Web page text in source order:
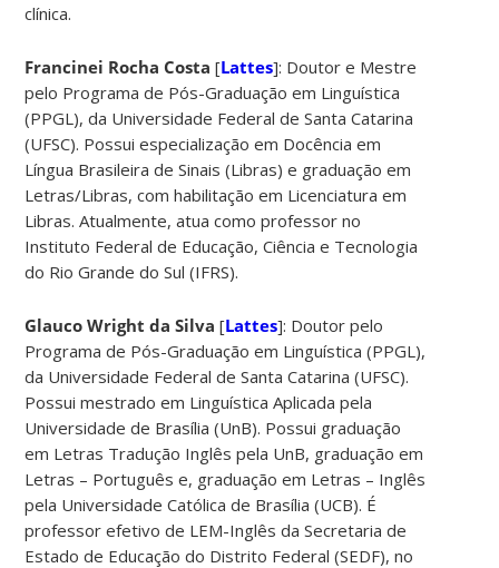
clínica.
Francinei Rocha Costa [Lattes]: Doutor e Mestre
pelo Programa de Pós-Graduação em Linguística
(PPGL), da Universidade Federal de Santa Catarina
(UFSC). Possui especialização em Docência em
Língua Brasileira de Sinais (Libras) e graduação em
Letras/Libras, com habilitação em Licenciatura em
Libras. Atualmente, atua como professor no
Instituto Federal de Educação, Ciência e Tecnologia
do Rio Grande do Sul (IFRS).
Glauco Wright da Silva [Lattes]: Doutor pelo
Programa de Pós-Graduação em Linguística (PPGL),
da Universidade Federal de Santa Catarina (UFSC).
Possui mestrado em Linguística Aplicada pela
Universidade de Brasília (UnB). Possui graduação
em Letras Tradução Inglês pela UnB, graduação em
Letras – Português e, graduação em Letras – Inglês
pela Universidade Católica de Brasília (UCB). É
professor efetivo de LEM-Inglês da Secretaria de
Estado de Educação do Distrito Federal (SEDF), no